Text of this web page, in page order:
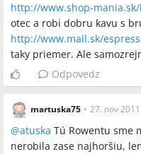
http://www.shop-
otec a robi dobru kavu s
http://www.mall.sk/
taky priemer. Ale
Odpovedz
martuska75 • 27. nov 2011
@atuska Tú Rowentu sme
nerobila zase najhoršiu,